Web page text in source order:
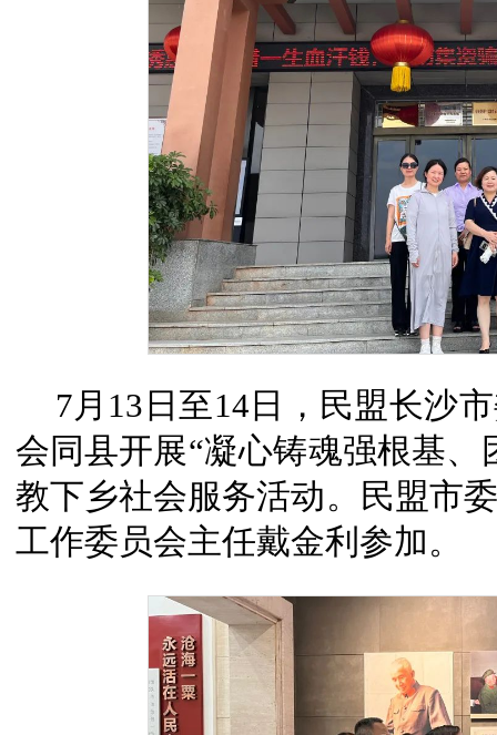
7月13日至14日，民盟长沙
会同县开展“凝心铸魂强根基
教下乡社会服务活动。民盟市
工作委员会主任戴金利参加。